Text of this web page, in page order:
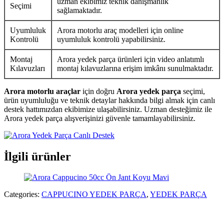
Seçimi
sağlamaktadır.
Uyumluluk
Kontrolü
Arora motorlu araç modelleri için online
uyumluluk kontrolü yapabilirsiniz.
Montaj
Kılavuzları
Arora yedek parça ürünleri için video anlatımlı
montaj kılavuzlarına erişim imkânı sunulmaktadır.
Arora motorlu araçlar için doğru Arora yedek parça seçimi,
ürün uyumluluğu ve teknik detaylar hakkında bilgi almak için canlı
destek hattımızdan ekibimize ulaşabilirsiniz. Uzman desteğimiz ile
Arora yedek parça alışverişinizi güvenle tamamlayabilirsiniz.
İlgili ürünler
Categories: CAPPUCINO YEDEK PARÇA, YEDEK PARÇA